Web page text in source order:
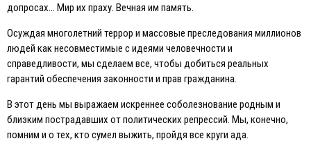
допросах… Мир их праху. Вечная им память.
Осуждая многолетний террор и массовые преследования миллионов
людей как несовместимые с идеями человечности и
справедливости, мы сделаем все, чтобы добиться реальных
гарантий обеспечения законности и прав гражданина.
В этот день мы выражаем искреннее соболезнование родным и
близким пострадавших от политических репрессий. Мы, конечно,
помним и о тех, кто сумел выжить, пройдя все круги ада.